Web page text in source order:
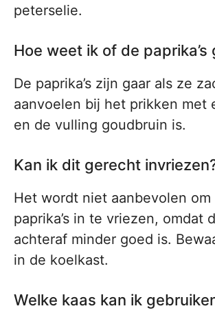
peterselie.
Hoe weet ik of de paprika’s
De paprika’s zijn gaar als ze
aanvoelen bij het prikken met
en de vulling goudbruin is.
Kan ik dit gerecht
Het wordt niet aanbevolen
paprika’s in te vriezen, omdat
achteraf minder goed is.
in de koelkast.
Welke kaas kan ik